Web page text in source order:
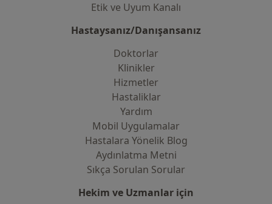
Etik ve Uyum Kanalı
Hastaysanız/Danışansanız
Doktorlar
Klinikler
Hizmetler
Hastaliklar
Yardım
Mobil Uygulamalar
Hastalara Yönelik Blog
Aydınlatma Metni
Sıkça Sorulan Sorular
Hekim ve Uzmanlar için